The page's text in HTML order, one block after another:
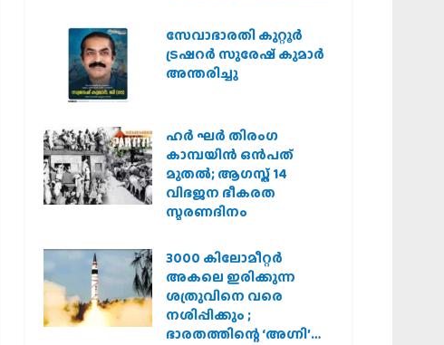
സർക്കാർ
സേവാഭാരതി കുറ്റൂർ
ട്രഷറർ സുരേഷ് കുമാർ
അന്തരിച്ചു
ഹര്‍ ഘര്‍ തിരംഗ
കാമ്പയിന്‍ ഒന്‍പത്
മുതല്‍; ആഗസ്ത് 14
വിഭജന ഭീകരത
സ്മരണദിനം
3000 കിലോമീറ്റർ
അകലെ ഇരിക്കുന്ന
ശത്രുവിനെ വരെ
നശിപ്പിക്കും ;
ഭാരതത്തിന്റെ ‘അഗ്നി’